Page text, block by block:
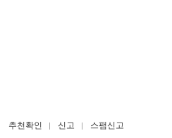
추천확인 신고 스팸신고